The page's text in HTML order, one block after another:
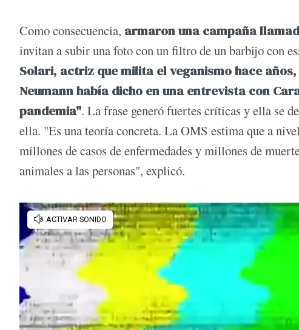
Como consecuencia, armaron una campaña
invitan a subir una foto con un filtro de un barbijo con
Solari, actriz que milita el veganismo hace
Neumann había dicho en una entrevista con
pandemia". La frase generó fuertes críticas y ella se
ella. "Es una teoría concreta. La OMS estima que a
millones de casos de enfermedades y millones de
animales a las personas", explicó.